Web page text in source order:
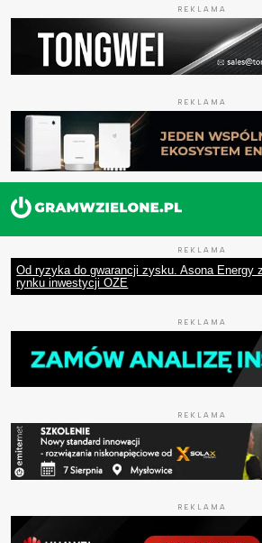
REKLAMA
REKLAMA
REKLAMA
Od ryzyka do gwarancji zysku. Asona Energy
rynku inwestycji OZE
REKLAMA
REKLAMA
REKLAMA